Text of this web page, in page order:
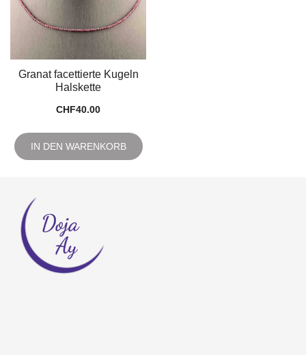
Granat facettierte Kugeln
Halskette
CHF40.00
IN DEN WARENKORB